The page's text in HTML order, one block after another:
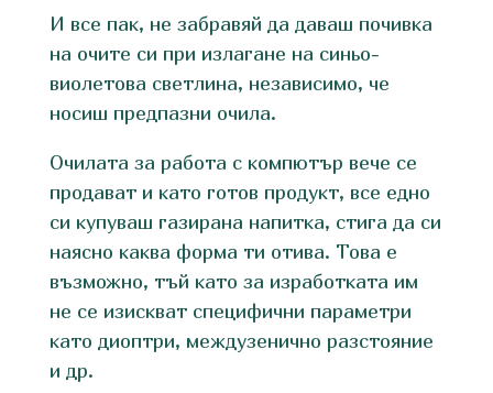
И все пак, не забравяй да даваш почивка
на очите си при излагане на синьо-
виолетова светлина, независимо, че
носиш предпазни очила.
Очилата за работа с компютър вече се
продават и като готов продукт, все едно
си купуваш газирана напитка, стига да си
наясно каква форма ти отива. Това е
възможно, тъй като за изработката им
не се изискват специфични параметри
като диоптри, междузенично разстояние
и др.